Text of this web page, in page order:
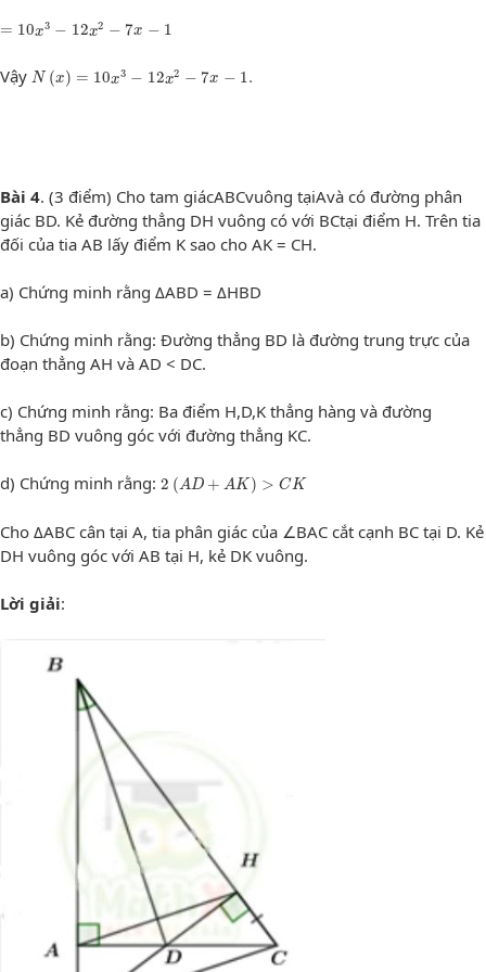
= 10x3 − 12x2 − 7x − 1
10x 3− 12 x 2− x
Vậy N (x) = 10x3 − 12x2 − 7x − 1.
N( x = x 3 −12 x 2 −7 −
Bài 4. (3 điểm) Cho tam giácABCvuông tạiAvà có đường phân
giác BD. Kẻ đường thẳng DH vuông có với BCtại điểm H. Trên tia
đối của tia AB lấy điểm K sao cho AK = CH.
a) Chứng minh rằng ΔABD = ΔHBD
b) Chứng minh rằng: Đường thẳng BD là đường trung trực của
đoạn thẳng AH và AD < DC.
c) Chứng minh rằng: Ba điểm H,D,K thẳng hàng và đường
thẳng BD vuông góc với đường thẳng KC.
d) Chứng minh rằng: 2 (AD + AK) > CK
A D+ ) >C
Cho ΔABC cân tại A, tia phân giác của ∠BAC cắt cạnh BC tại D. Kẻ
DH vuông góc với AB tại H, kẻ DK vuông.
Lời giải: